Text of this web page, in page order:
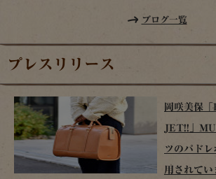
ブログ一覧
プレスリリース
岡咲美保
JET!!」
ツのパド
用されてい